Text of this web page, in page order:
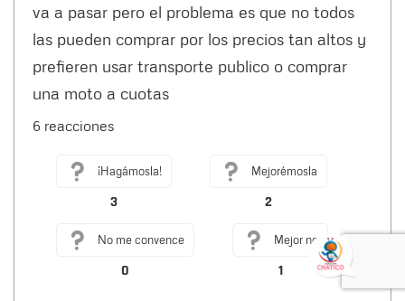
va a pasar pero el problema es que no todos
las pueden comprar por los precios tan altos y
prefieren usar transporte publico o comprar
una moto a cuotas
6 reacciones
¡Hagámosla!
3
Mejorémosla
2
No me convence
0
Mejor no
1